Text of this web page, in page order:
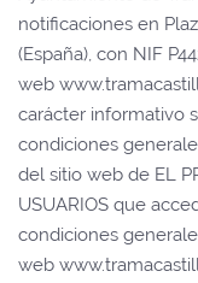
notificaciones en
(España), con NIF
web
carácter informativo
condiciones
del sitio web de EL
USUARIOS que
condiciones
web